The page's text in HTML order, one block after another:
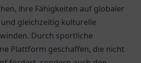
ihre Fähigkeiten auf globaler
und gleichzeitig kulturelle
Durch sportliche
Plattform geschaffen, die nicht